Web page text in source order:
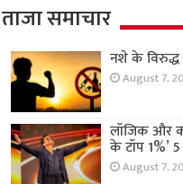
ताजा समाचार
नशे के
August 7,
लॉजिक और
के टॉप 1%’
August 7,